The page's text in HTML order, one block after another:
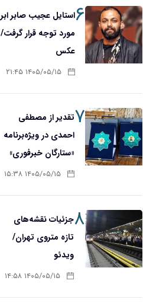
۶استایل عجیب صابر ابر
مورد توجه قرار گرفت/
عکس
۱۴۰۵/۰۵/۱۵ ۲۱:۴۵
۷تقدیر از مصطفی
احمدی در ویژه‌برنامه
«ستارگان خبرفوری»
۱۴۰۵/۰۵/۱۵ ۱۵:۳۸
۸جزئیات نقشه‌های
تازه متروی تهران/
ویدئو
۱۴۰۵/۰۵/۱۵ ۱۴:۵۸